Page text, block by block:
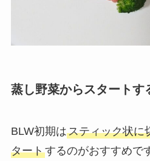
蒸し野菜からスタートす
BLW初期はスティック状に
タートするのがおすすめで